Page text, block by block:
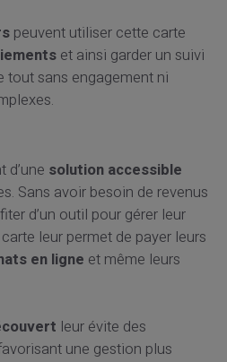
peuvent utiliser cette carte
et ainsi garder un suivi
tout sans engagement ni
d’une solution accessible
Sans avoir besoin de revenus
d’un outil pour gérer leur
leur permet de payer leurs
en ligne et même leurs
leur évite des
une gestion plus